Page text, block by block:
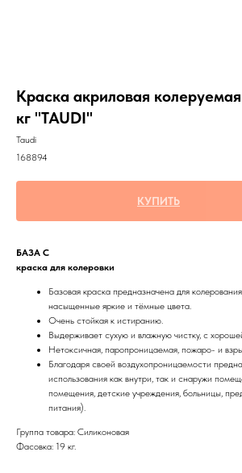
Краска акриловая
кг "TAUDI"
Taudi
168894
КУПИТЬ
БАЗА С
краска для колеровки
Базовая краска предназначена для
насыщенные яркие и тёмные цвета.
Очень стойкая к истиранию.
Выдерживает сухую и влажную чистку, с
Нетоксичная, паропроницаемая, пожаро- и
Благодаря своей воздухопроницаемости
использования как внутри, так и снаружи
помещения, детские учреждения, больницы,
питания).
Группа товара: Силиконовая
Фасовка: 19 кг.